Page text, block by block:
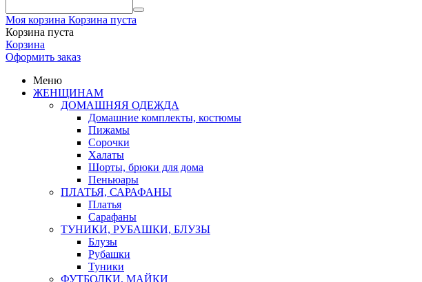
Моя корзина Корзина пуста
Корзина пуста
Корзина
Оформить заказ
Меню
ЖЕНЩИНАМ
ДОМАШНЯЯ ОДЕЖДА
Домашние комплекты, костюмы
Пижамы
Сорочки
Халаты
Шорты, брюки для дома
Пеньюары
ПЛАТЬЯ, САРАФАНЫ
Платья
Сарафаны
ТУНИКИ, РУБАШКИ, БЛУЗЫ
Блузы
Рубашки
Туники
ФУТБОЛКИ, МАЙКИ